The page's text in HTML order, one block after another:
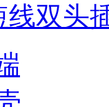
线双头